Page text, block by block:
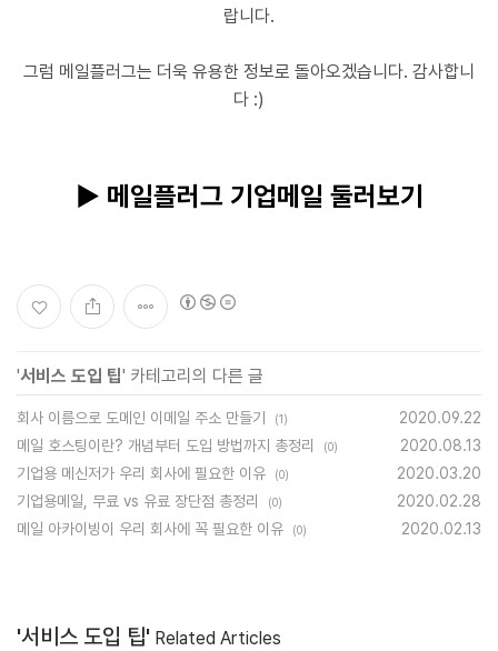
랍니다.
그럼 메일플러그는 더욱 유용한 정보로 돌아오겠습니다. 감사합니
다 :)
▶ 메일플러그 기업메일 둘러보기
'서비스 도입 팁' 카테고리의 다른 글
회사 이름으로 도메인 이메일 주소 만들기 (1)
2020.09.22
메일 호스팅이란? 개념부터 도입 방법까지 총정리
(0)
2020.08.13
기업용 메신저가 우리 회사에 필요한 이유
(0)
2020.03.20
기업용메일, 무료 vs 유료 장단점 총정리
(0)
2020.02.28
메일 아카이빙이 우리 회사에 꼭 필요한 이유
(0) 2020.02.13
'서비스 도입 팁' Related Articles